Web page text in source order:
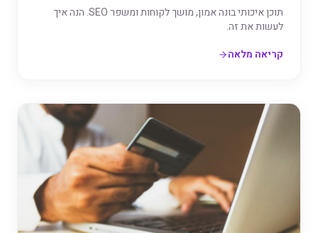
תוכן איכותי בונה אמון, מושך לקוחות ומשפר SEO. הנה איך
לעשות את זה.
קריאה מלאה